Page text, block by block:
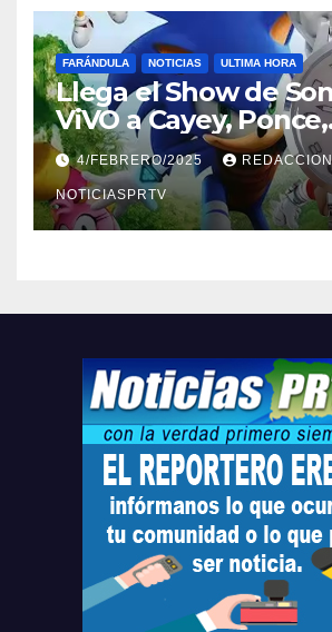
FARÁNDULA NOTICIAS ULTIMA HORA
Llega el Show de
ViVO a Cayey, Ponce,
Barceloneta y
Relojes gratis para el
compre ahora….
4/FEBRERO/2025 REDACCION
NOTICIASPRTV